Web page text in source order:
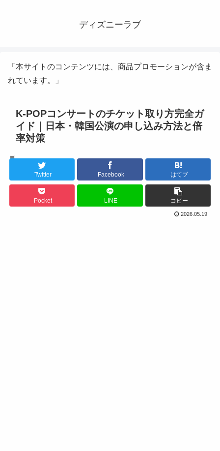
ディズニーラブ
「本サイトのコンテンツには、商品プロモーションが含ま
れています。」
K-POPコンサートのチケット取り方完全ガ
イド｜日本・韓国公演の申し込み方法と倍
率対策
Twitter Facebook はてブ
Pocket LINE コピー
2026.05.19